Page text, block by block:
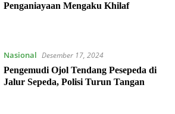
Penganiayaan Mengaku Khilaf
Nasional Desember 17, 2024
Pengemudi Ojol Tendang Pesepeda di
Jalur Sepeda, Polisi Turun Tangan